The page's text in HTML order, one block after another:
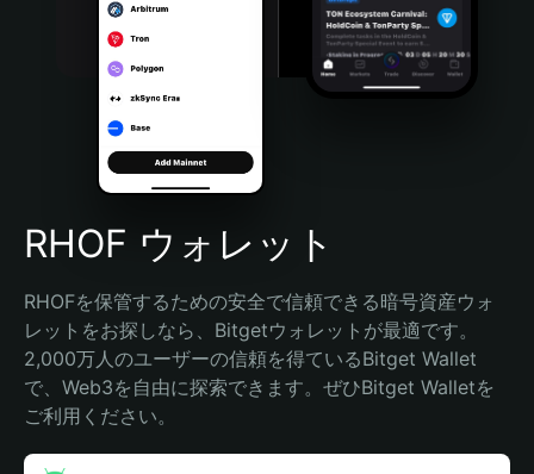
Português (Brasil)
Español (Argentina)
RHOF ウォレット
RHOFを保管するための安全で信頼できる暗号資産ウォ
レットをお探しなら、Bitgetウォレットが最適です。
2,000万人のユーザーの信頼を得ているBitget Wallet
で、Web3を自由に探索できます。ぜひBitget Walletを
ご利用ください。